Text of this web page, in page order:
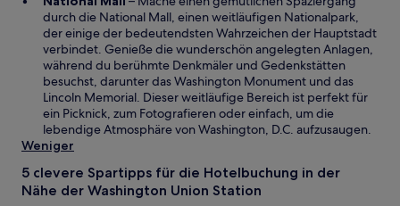
m
n
e
u
e
n
F
e
t
e
i
r
d
i
n
e
i
n
n
e
durch die National Mall, einen weitläufigen Nationalpark,
der einige der bedeutendsten Wahrzeichen der Hauptstadt
verbindet. Genieße die wunderschön angelegten Anlagen,
während du berühmte Denkmäler und Gedenkstätten
besuchst, darunter das Washington Monument und das
Lincoln Memorial. Dieser weitläufige Bereich ist perfekt für
ein Picknick, zum Fotografieren oder einfach, um die
lebendige Atmosphäre von Washington, D.C. aufzusaugen.
Weniger
5 clevere Spartipps für die Hotelbuchung in der
Nähe der Washington Union Station